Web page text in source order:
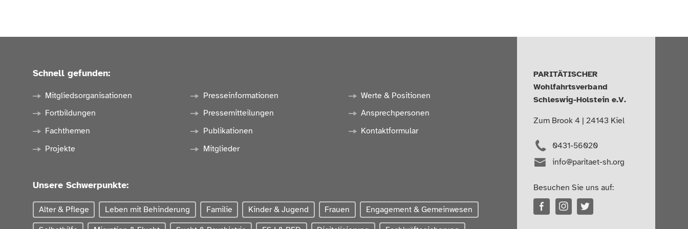
Schnell gefunden:
Mitgliedsorganisationen
Fortbildungen
Fachthemen
Projekte
Presseinformationen
Pressemitteilungen
Publikationen
Mitglieder
Werte & Positionen
Ansprechpersonen
Kontaktformular
Unsere Schwerpunkte:
Alter & Pflege Leben mit Behinderung Familie Kinder & Jugend Frauen Engagement & Gemeinwesen
PARITÄTISCHER
Wohlfahrtsverband
Schleswig-Holstein e.V.
Zum Brook 4 | 24143 Kiel
0431-56020
info@paritaet-sh.org
Besuchen Sie uns auf: